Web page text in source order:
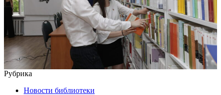
Рубрика
Новости библиотеки